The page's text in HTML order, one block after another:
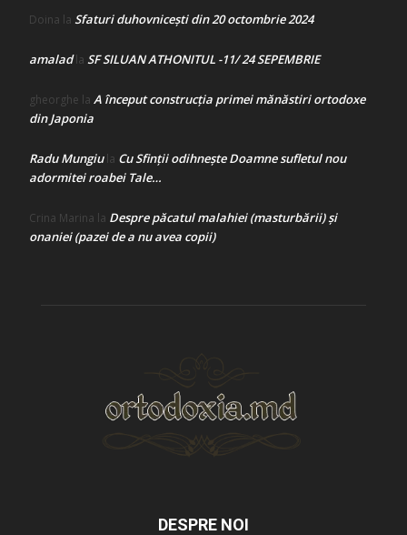
Doina la Sfaturi duhovnicești din 20 octombrie 2024
amaladla SF SILUAN ATHONITUL -11/ 24 SEPEMBRIE
gheorghe la A început construcţia primei mănăstiri ortodoxe
din Japonia
Radu Mungiula Cu Sfinții odihnește Doamne sufletul nou
adormitei roabei Tale…
Crina Marina la Despre păcatul malahiei (masturbării) şi
onaniei (pazei de a nu avea copii)
DESPRE NOI